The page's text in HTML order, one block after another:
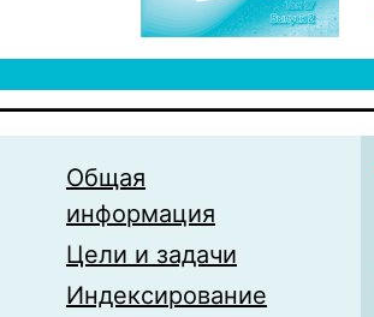
Общая
информация
Цели и задачи
Индексирование